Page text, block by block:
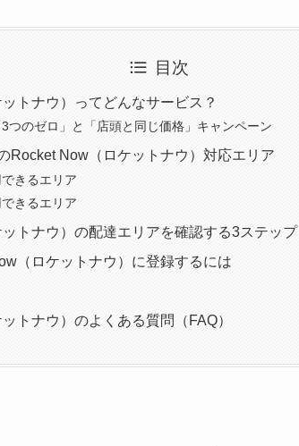
目次
トナウ）ってどんなサービス？
つのゼロ」と「店頭と同じ価格」キャンペーン
Rocket Now（ロケットナウ）対応エリア
きるエリア
きるエリア
トナウ）の配達エリアを確認する3ステップ
（ロケットナウ）に登録するには
トナウ）のよくある質問（FAQ）